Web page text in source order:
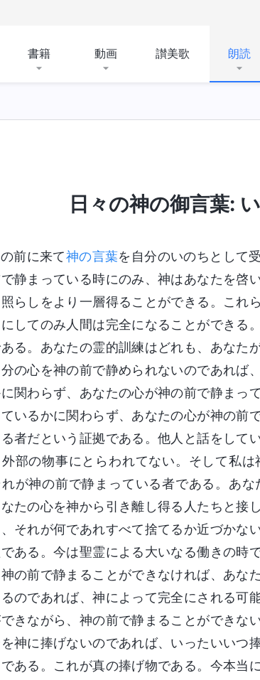
書籍 動画 讃美歌 朗読
日々の神の御言葉:
前に来て神の言葉を自分のいのちとして
静まっている時にのみ、神はあなたを啓
らしをより一層得ることができる。これ
してのみ人間は完全になることができる
る。あなたの霊的訓練はどれも、あなた
の心を神の前で静められないのであれば
関わらず、あなたの心が神の前で静まっ
いるかに関わらず、あなたの心が神の前
者だという証拠である。他人と話をして
部の物事にとらわれてない。そして私
が神の前で静まっている者である。あ
たの心を神から引き離し得る人たちと接
それが何であれすべて捨てるか近づかな
ある。今は聖霊による大いなる働きの時
の前で静まることができなければ、あな
のであれば、神によって完全にされる可
きながら、神の前で静まることができない
神に捧げないのであれば、いったいいつ
ある。これが真の捧げ物である。今本当